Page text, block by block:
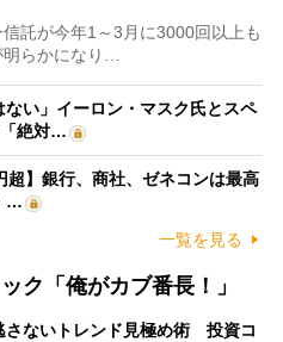
託が今年1～3月に3000回以上も
明らかになり…
ない」イーロン・マスク氏とスペ
「絶対…
超】銀行、商社、ゼネコンは最高
…
一覧を見る
ク「俺がカブ番長！」
さないトレンド見極め術 投資コ